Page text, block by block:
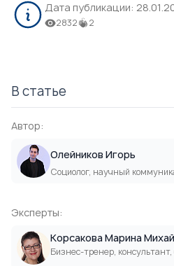
Дата публикации:
2832 2
В статье
Автор:
Олейников Игорь
Социолог, научный
Эксперты:
Корсакова Марина
Бизнес-тренер,